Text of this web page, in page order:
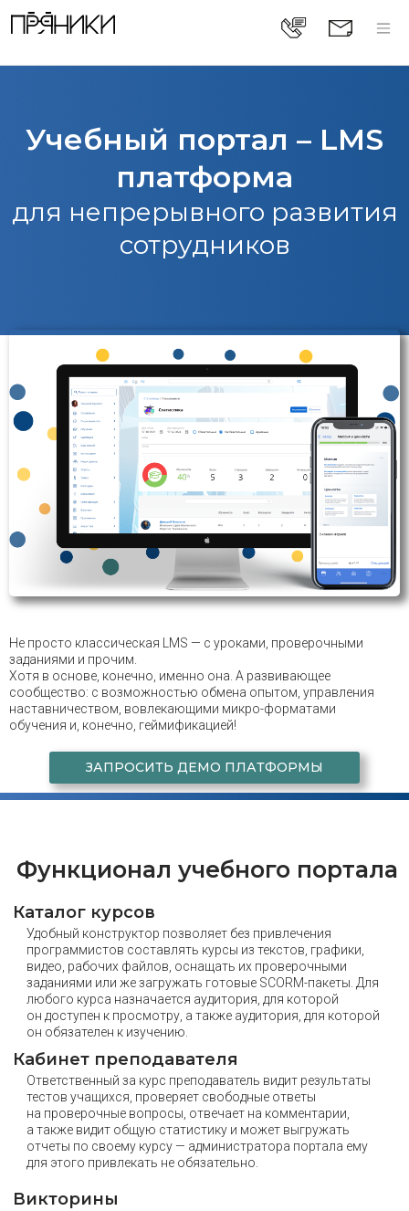
Учебный портал – LMS
платформа
для непрерывного развития
сотрудников
Не просто классическая LMS — с уроками, проверочными
заданиями и прочим.
Хотя в основе, конечно, именно она. А развивающее
сообщество: с возможностью обмена опытом, управления
наставничеством, вовлекающими микро-форматами
обучения и, конечно, геймификацией!
ЗАПРОСИТЬ ДЕМО ПЛАТФОРМЫ
Функционал учебного портала
Каталог курсов
Удобный конструктор позволяет без привлечения
программистов составлять курсы из текстов, графики,
видео, рабочих файлов, оснащать их проверочными
заданиями или же загружать готовые SCORM-пакеты. Для
любого курса назначается аудитория, для которой
он доступен к просмотру, а также аудитория, для которой
он обязателен к изучению.
Кабинет преподавателя
Ответственный за курс преподаватель видит результаты
тестов учащихся, проверяет свободные ответы
на проверочные вопросы, отвечает на комментарии,
а также видит общую статистику и может выгружать
отчеты по своему курсу — администратора портала ему
для этого привлекать не обязательно.
Викторины